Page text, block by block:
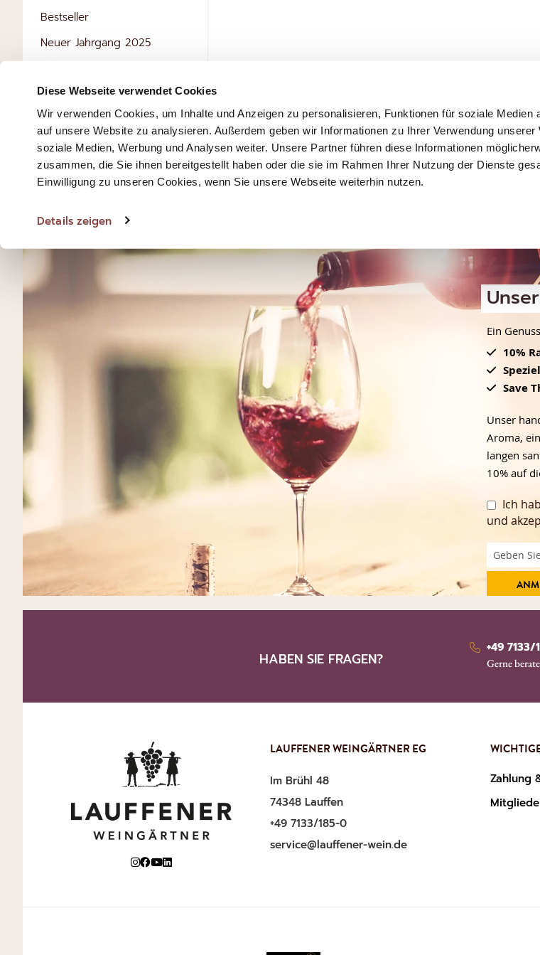
Diese Webseite verwendet Cookies
Wir verwenden Cookies, um Inhalte und Anzeigen zu personalisieren, Funktionen für soziale Medien
auf unsere Website zu analysieren. Außerdem geben wir Informationen zu Ihrer Verwendung
soziale Medien, Werbung und Analysen weiter. Unsere Partner führen diese Informationen
zusammen, die Sie ihnen bereitgestellt haben oder die sie im Rahmen Ihrer Nutzung der Dienste
Einwilligung zu unseren Cookies, wenn Sie unsere Webseite weiterhin nutzen.
Details zeigen
Bestseller
Neuer Jahrgang 2025
Sie haben keine Artikel auf
Ihrer Wunschliste.
Ein
10%
Save
Unser
Aroma,
langen
10% auf
Ich
und
HABEN SIE FRAGEN?
+49 7133/
Gerne
LAUFFENER WEINGÄRTNER EG
Im Brühl 48
74348 Lauffen
+49 7133/185-0
service@lauffener-wein.de
Zahlung